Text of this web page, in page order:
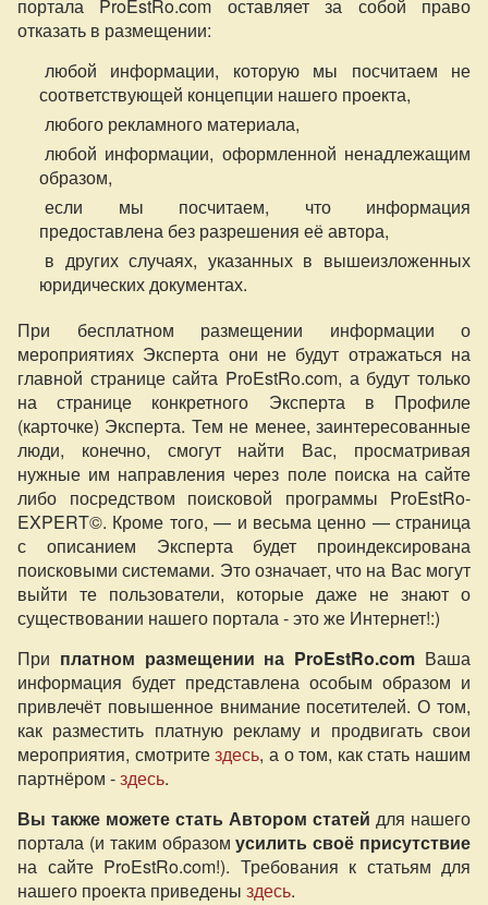
портала ProEstRo.com оставляет за собой право
отказать в размещении:
любой информации, которую мы посчитаем не
соответствующей концепции нашего проекта,
любого рекламного материала,
любой информации, оформленной ненадлежащим
образом,
если мы посчитаем, что информация
предоставлена без разрешения её автора,
в других случаях, указанных в вышеизложенных
юридических документах.
При бесплатном размещении информации о
мероприятиях Эксперта они не будут отражаться на
главной странице сайта ProEstRo.com, а будут только
на странице конкретного Эксперта в Профиле
(карточке) Эксперта. Тем не менее, заинтересованные
люди, конечно, смогут найти Вас, просматривая
нужные им направления через поле поиска на сайте
либо посредством поисковой программы ProEstRo-
EXPERT©. Кроме того, — и весьма ценно — страница
с описанием Эксперта будет проиндексирована
поисковыми системами. Это означает, что на Вас могут
выйти те пользователи, которые даже не знают о
существовании нашего портала - это же Интернет!:)
При платном размещении на ProEstRo.com Ваша
информация будет представлена особым образом и
привлечёт повышенное внимание посетителей. О том,
как разместить платную рекламу и продвигать свои
мероприятия, смотритездесь, а о том, как стать нашим
партнёром -здесь.
Вы также можете стать Автором статей для нашего
портала (и таким образомусилить своё присутствие
на сайте ProEstRo.com!). Требования к статьям для
нашего проекта приведены здесь.